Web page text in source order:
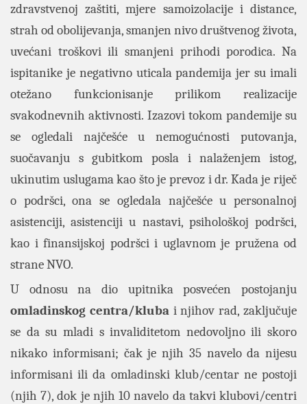
zdravstvenoj zaštiti, mjere samoizolacije i distance,
strah od obolijevanja, smanjen nivo društvenog života,
uvećani troškovi ili smanjeni prihodi porodica. Na
ispitanike je negativno uticala pandemija jer su imali
otežano funkcionisanje prilikom realizacije
svakodnevnih aktivnosti. Izazovi tokom pandemije su
se ogledali najčešće u nemogućnosti putovanja,
suočavanju s gubitkom posla i nalaženjem istog,
ukinutim uslugama kao što je prevoz i dr. Kada je riječ
o podršci, ona se ogledala najčešće u personalnoj
asistenciji, asistenciji u nastavi, psihološkoj podršci,
kao i finansijskoj podršci i uglavnom je pružena od
strane NVO.
U odnosu na dio upitnika posvećen postojanju
omladinskog centra/klubai njihov rad, zaključuje
se da su mladi s invaliditetom nedovoljno ili skoro
nikako informisani; čak je njih 35 navelo da nijesu
informisani ili da omladinski klub/centar ne postoji
(njih 7), dok je njih 10 navelo da takvi klubovi/centri